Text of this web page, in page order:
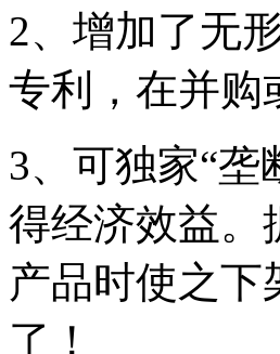
2、增加了无
专利，在并购
3、可独家“垄
得经济效益。
产品时使之下
了！